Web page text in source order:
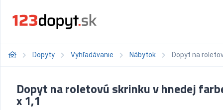
Dopyty Vyhľadávanie Nábytok Dopyt na
Dopyt na roletovú skrinku v hnedej
x 1,1